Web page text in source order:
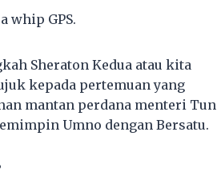
whip GPS.
Sheraton Kedua atau kita
kepada pertemuan yang
mantan perdana menteri Tun
Umno dengan Bersatu.